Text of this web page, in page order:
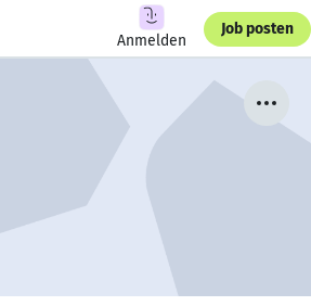
Anmelden
Job posten